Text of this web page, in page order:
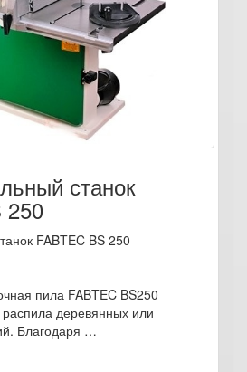
станок
250
FABTEC BS 250
пила FABTEC BS250
деревянных или
Благодаря …